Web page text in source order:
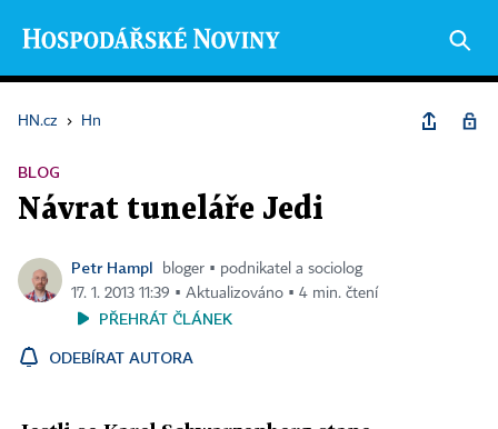
HN.cz › Hn
BLOG
Návrat tuneláře Jedi
Petr Hampl
bloger ▪ podnikatel a sociolog
17. 1. 2013 11:39 ▪ Aktualizováno ▪ 4 min. čtení
PŘEHRÁT ČLÁNEK
ODEBÍRAT AUTORA